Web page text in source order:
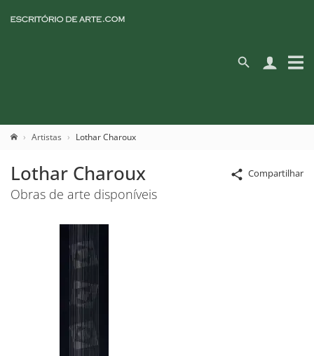
Artistas Lothar Charoux
Compartilhar
Lothar Charoux
Obras de arte disponíveis